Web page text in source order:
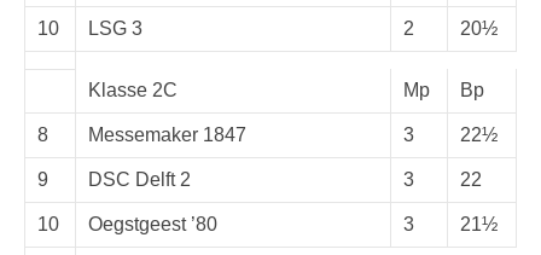
10 LSG 3 2 20½
Klasse 2C Mp Bp
8 Messemaker 1847 3 22½
9 DSC Delft 2 3 22
10 Oegstgeest ’80 3 21½